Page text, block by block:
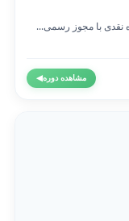
با مجوز رسمی...
مشاهده دوره◀